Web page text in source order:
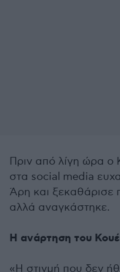
Πριν από λίγη ώρα ο
στα social media
Άρη και ξεκαθάρισε
αλλά αναγκάστηκε.
Η ανάρτηση του
«Η στιγμή που δεν